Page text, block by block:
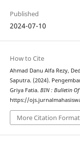
Published
2024-07-10
How to Cite
Ahmad Danu Alfa Rezy,
Saputra. (2024).
Griya Fatia. BIN : Bulletin
https://
More Citation